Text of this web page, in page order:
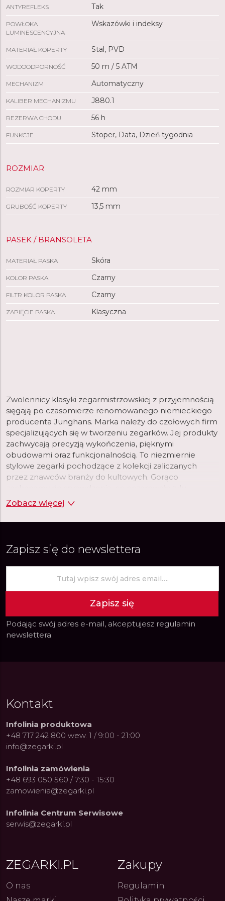
ANTYREFLEKS Tak
POWŁOKA
LUMINESCENCYJNA
Wskazówki i indeksy
MATERIAŁ KOPERTY Stal, PVD
WODOODPORNOŚĆ 50 m / 5 ATM
MECHANIZM Automatyczny
KALIBER MECHANIZMU J880.1
REZERWA CHODU 56 h
FUNKCJE Stoper, Data, Dzień tygodnia
ROZMIAR
ROZMIAR KOPERTY 42 mm
GRUBOŚĆ KOPERTY 13,5 mm
PASEK / BRANSOLETA
MATERIAŁ PASKA Skóra
KOLOR PASKA Czarny
FILTR KOLOR PASKA Czarny
ZAPIĘCIE PASKA Klasyczna
Zwolennicy klasyki zegarmistrzowskiej z przyjemnością
sięgają po czasomierze renomowanego niemieckiego
producenta Junghans. Marka należy do czołowych firm
specjalizujących się w tworzeniu zegarków. Jej produkty
zachwycają precyzją wykończenia, pięknymi
obudowami oraz funkcjonalnością. To niezmiernie
stylowe zegarki pochodzące z kolekcji zaliczanych
przez znawców branży do kultowych. Gorąco
wielbicieli uznanego producenta.
Zobacz więcej
Zapisz się do newslettera
Zapisz się
Podając swój adres e-mail, akceptujesz regulamin
newslettera
Kontakt
Infolinia produktowa
+48 717 242 800 wew. 1 / 9:00 - 21:00
info@zegarki.pl
Infolinia zamówienia
+48 693 050 560 / 7:30 - 15:30
zamowienia@zegarki.pl
Infolinia Centrum Serwisowe
serwis@zegarki.pl
ZEGARKI.PL
O nas
Zakupy
Regulamin